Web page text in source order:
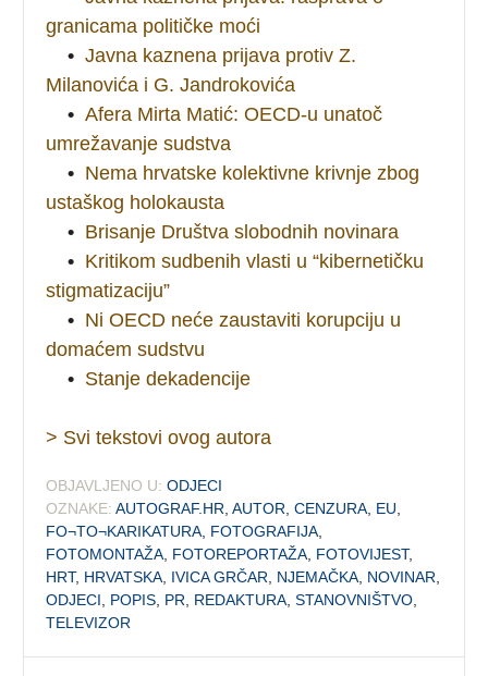
granicama političke moći
• Javna kaznena prijava protiv Z.
Milanovića i G. Jandrokovića
• Afera Mirta Matić: OECD-u unatoč
umrežavanje sudstva
• Nema hrvatske kolektivne krivnje zbog
ustaškog holokausta
• Brisanje Društva slobodnih novinara
• Kritikom sudbenih vlasti u “kibernetičku
stigmatizaciju”
• Ni OECD neće zaustaviti korupciju u
domaćem sudstvu
• Stanje dekadencije
> Svi tekstovi ovog autora
OBJAVLJENO U: ODJECI
OZNAKE: AUTOGRAF.HR ,AUTOR ,CENZURA EU
FO¬TO¬KARIKATURA FOTOGRAFIJA
FOTOMONTAŽA FOTOREPORTAŽA FOTOVIJEST,
HRT, HRVATSKA IVICA GRČAR NJEMAČKA NOVINAR
ODJECI
POPIS PR REDAKTURA ,STANOVNIŠTVO
TELEVIZOR